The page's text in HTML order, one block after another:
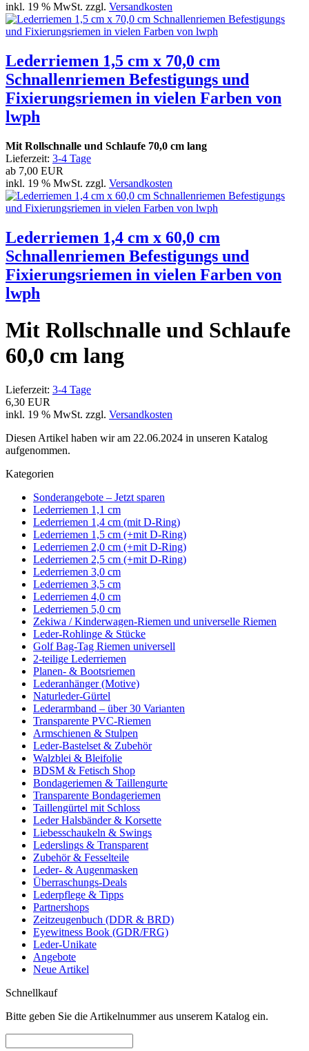
inkl. 19 % MwSt. zzgl. Versandkosten
Lederriemen 1,5 cm x 70,0 cm
Schnallenriemen Befestigungs und
Fixierungsriemen in vielen Farben von
lwph
Mit Rollschnalle und Schlaufe 70,0 cm lang
Lieferzeit: 3-4 Tage
ab 7,00 EUR
inkl. 19 % MwSt. zzgl. Versandkosten
Lederriemen 1,4 cm x 60,0 cm
Schnallenriemen Befestigungs und
Fixierungsriemen in vielen Farben von
lwph
Mit Rollschnalle und Schlaufe
60,0 cm lang
Lieferzeit: 3-4 Tage
6,30 EUR
inkl. 19 % MwSt. zzgl. Versandkosten
Diesen Artikel haben wir am 22.06.2024 in unseren Katalog
aufgenommen.
Kategorien
Sonderangebote – Jetzt sparen
Lederriemen 1,1 cm
Lederriemen 1,4 cm (mit D-Ring)
Lederriemen 1,5 cm (+mit D-Ring)
Lederriemen 2,0 cm (+mit D-Ring)
Lederriemen 2,5 cm (+mit D-Ring)
Lederriemen 3,0 cm
Lederriemen 3,5 cm
Lederriemen 4,0 cm
Lederriemen 5,0 cm
Zekiwa / Kinderwagen-Riemen und universelle Riemen
Leder-Rohlinge & Stücke
Golf Bag-Tag Riemen universell
2-teilige Lederriemen
Planen- & Bootsriemen
Lederanhänger (Motive)
Naturleder-Gürtel
Lederarmband – über 30 Varianten
Transparente PVC-Riemen
Armschienen & Stulpen
Leder-Bastelset & Zubehör
Walzblei & Bleifolie
BDSM & Fetisch Shop
Bondageriemen & Taillengurte
Transparente Bondageriemen
Taillengürtel mit Schloss
Leder Halsbänder & Korsette
Liebesschaukeln & Swings
Lederslings & Transparent
Zubehör & Fesselteile
Leder- & Augenmasken
Überraschungs-Deals
Lederpflege & Tipps
Partnershops
Zeitzeugenbuch (DDR & BRD)
Eyewitness Book (GDR/FRG)
Leder-Unikate
Angebote
Neue Artikel
Schnellkauf
Bitte geben Sie die Artikelnummer aus unserem Katalog ein.